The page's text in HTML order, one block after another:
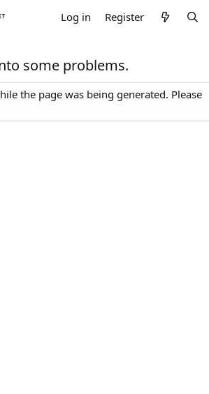
Log in Register
some problems.
the page was being generated. Please